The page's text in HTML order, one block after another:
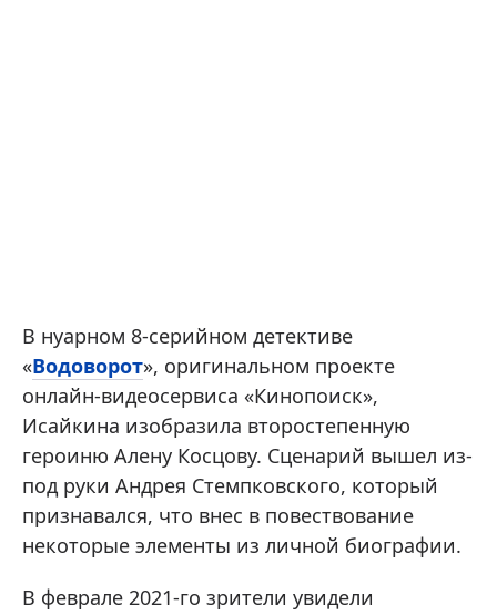
В нуарном 8-серийном детективе
«Водоворот», оригинальном проекте
онлайн-видеосервиса «Кинопоиск»,
Исайкина изобразила второстепенную
героиню Алену Косцову. Сценарий вышел из-
под руки Андрея Стемпковского, который
признавался, что внес в повествование
некоторые элементы из личной биографии.
В феврале 2021-го зрители увидели